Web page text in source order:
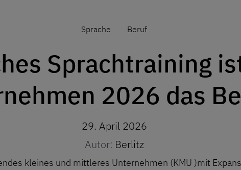
Sprache Beruf
Sprachtraining
2026 das
29. April 2026
Autor: Berlitz
kleines und mittleres Unternehmen (KMU )mit